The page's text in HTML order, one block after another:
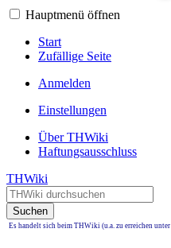
Hauptmenü öffnen
Start
Zufällige Seite
Anmelden
Einstellungen
Über THWiki
Haftungsausschluss
THWiki
Suchen
Es handelt sich beim THWiki (u.a. zu erreichen unter